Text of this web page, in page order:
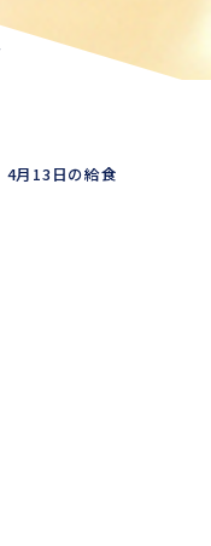
4月13日の給食